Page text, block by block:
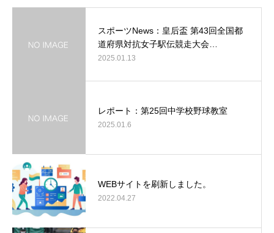
スポーツNews：皇后盃 第43回全国都
道府県対抗女子駅伝競走大会…
2025.01.13
レポート：第25回中学校野球教室
2025.01.6
WEBサイトを刷新しました。
2022.04.27